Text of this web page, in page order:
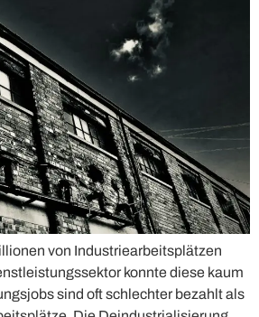
von Industriearbeitsplätzen
konnte diese kaum
sind oft schlechter bezahlt als